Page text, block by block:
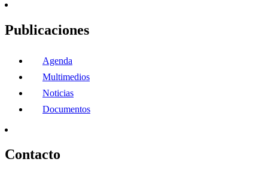
Publicaciones
Agenda
Multimedios
Noticias
Documentos
Contacto